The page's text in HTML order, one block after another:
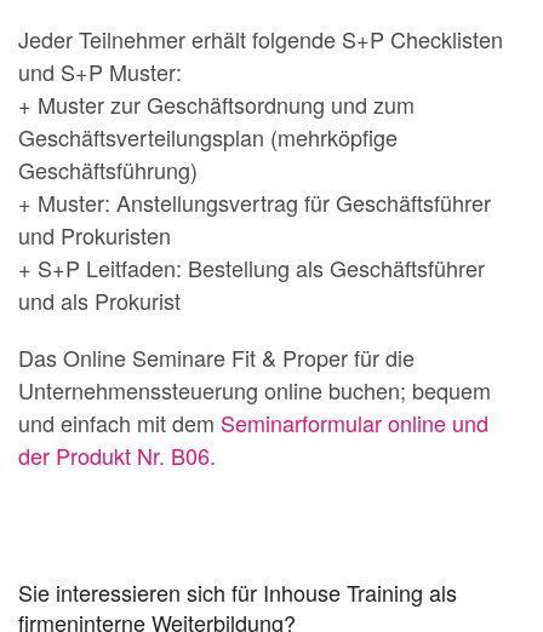
Jeder Teilnehmer erhält folgende S+P Checklisten
und S+P Muster:
+ Muster zur Geschäftsordnung und zum
Geschäftsverteilungsplan (mehrköpfige
Geschäftsführung)
+ Muster: Anstellungsvertrag für Geschäftsführer
und Prokuristen
+ S+P Leitfaden: Bestellung als Geschäftsführer
und als Prokurist
Das Online Seminare Fit & Proper für die
Unternehmenssteuerung online buchen; bequem
und einfach mit dem Seminarformular online und
der Produkt Nr. B06.
Sie interessieren sich für Inhouse Training als
firmeninterne Weiterbildung?